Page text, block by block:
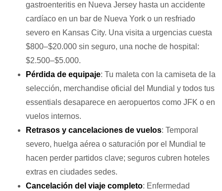
gastroenteritis en Nueva Jersey hasta un accidente
cardíaco en un bar de Nueva York o un resfriado
severo en Kansas City. Una visita a urgencias cuesta
$800–$20.000 sin seguro, una noche de hospital:
$2.500–$5.000.
Pérdida de equipaje: Tu maleta con la camiseta de la
selección, merchandise oficial del Mundial y todos tus
essentials desaparece en aeropuertos como JFK o en
vuelos internos.
Retrasos y cancelaciones de vuelos: Temporal
severo, huelga aérea o saturación por el Mundial te
hacen perder partidos clave; seguros cubren hoteles
extras en ciudades sedes.
Cancelación del viaje completo: Enfermedad